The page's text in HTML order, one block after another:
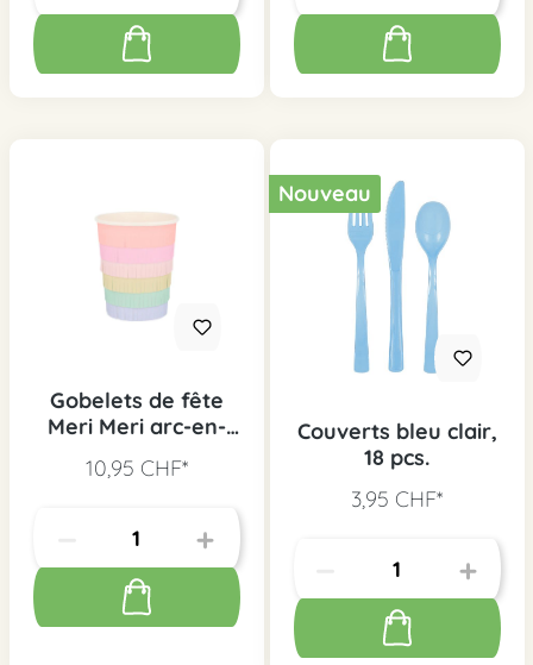
Gobelets de fête
Meri Meri arc-en-
8 pcs.
10,95 CHF*
Nouveau
Couverts bleu clair,
18 pcs.
3,95 CHF*